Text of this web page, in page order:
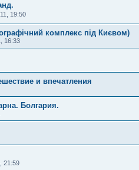
19:50
комплекс під Києвом)
16:33
и впечатления
Болгария.
21:59